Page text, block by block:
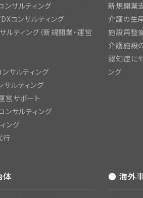
サルティング
コンサルティング
ルティング（新規開業・運営
サルティング
ルティング
営サポート
ンサルティング
ング
行
新規開業
介護の生
施設再整
介護施設
認知症に
ング
体 ● 海外